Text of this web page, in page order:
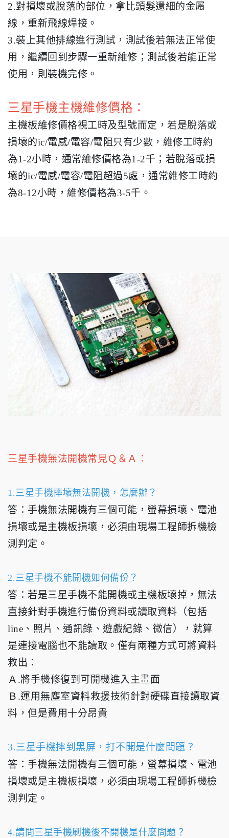
2.對損壞或脫落的部位，拿比頭髮還細的金屬
線，重新飛線焊接。
3.裝上其他排線進行測試，測試後若無法正常使
用，繼續回到步驟一重新維修；測試後若能正常
使用，則裝機完修。
三星手機主機維修價格：
主機板維修價格視工時及型號而定，若是脫落或
損壞的ic/電感/電容/電阻只有少數，維修工時約
為1-2小時，通常維修價格為1-2千；若脫落或損
壞的ic/電感/電容/電阻超過5處，通常維修工時約
為8-12小時，維修價格為3-5千。
三星手機無法開機常見Ｑ＆Ａ：
1.三星手機摔壞無法開機，怎麼辦？
答：手機無法開機有三個可能，螢幕損壞、電池
損壞或是主機板損壞，必須由現場工程師拆機檢
測判定。
2.三星手機不能開機如何備份？
答：若是三星手機不能開機或主機板壞掉，無法
直接針對手機進行備份資料或讀取資料（包括
line、照片、通訊錄、遊戲紀錄、微信），就算
是連接電腦也不能讀取。僅有兩種方式可將資料
救出：
Ａ.將手機修復到可開機進入主畫面
Ｂ.運用無塵室資料救援技術針對硬碟直接讀取資
料，但是費用十分昂貴
3.三星手機摔到黑屏，打不開是什麼問題？
答：手機無法開機有三個可能，螢幕損壞、電池
損壞或是主機板損壞，必須由現場工程師拆機檢
測判定。
4.請問三星手機刷機後不開機是什麼問題？